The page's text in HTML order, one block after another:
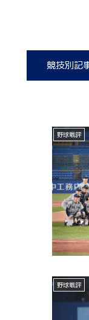
競技別記
野球戦評
野球戦評